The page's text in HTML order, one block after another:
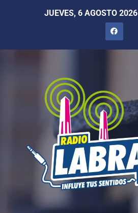
JUEVES, 6 AGOSTO 2026